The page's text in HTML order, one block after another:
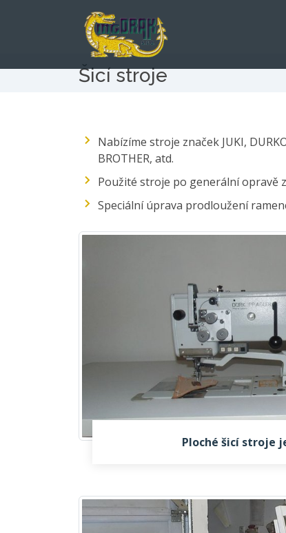
Šicí stroje
Nabízíme stroje značek JUKI,
BROTHER, atd.
Použité stroje po generální opravě
Speciální úprava prodloužení
Ploché šicí stroje